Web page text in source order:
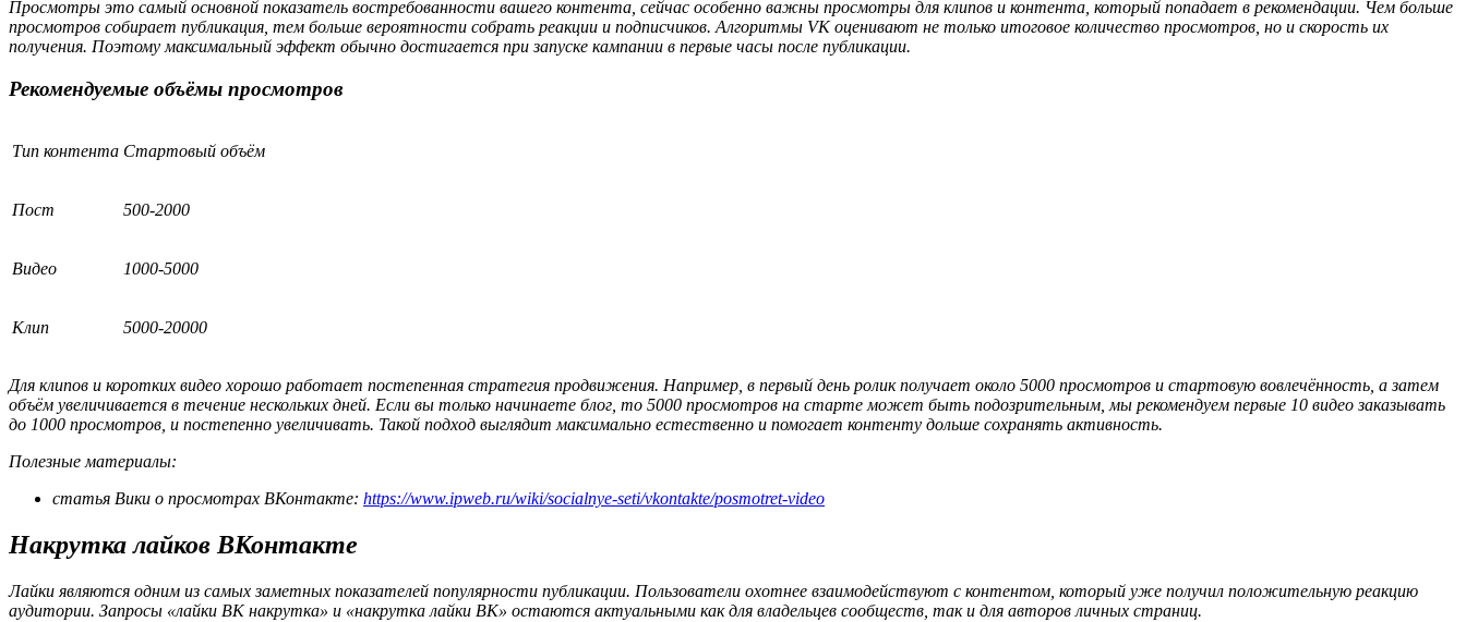
Просмотры это самый основной показатель востребованности вашего контента, сейчас особенно важны просмотры для клипов и контента, который попадает в рекомендации. Чем больше
просмотров собирает публикация, тем больше вероятности собрать реакции и подписчиков. Алгоритмы VK оценивают не только итоговое количество просмотров, но и скорость их
получения. Поэтому максимальный эффект обычно достигается при запуске кампании в первые часы после публикации.
Рекомендуемые объёмы просмотров
Тип контента Стартовый объём
Пост 500-2000
Видео 1000-5000
Клип 5000-20000
Для клипов и коротких видео хорошо работает постепенная стратегия продвижения. Например, в первый день ролик получает около 5000 просмотров и стартовую вовлечённость, а затем
объём увеличивается в течение нескольких дней. Если вы только начинаете блог, то 5000 просмотров на старте может быть подозрительным, мы рекомендуем первые 10 видео заказывать
до 1000 просмотров, и постепенно увеличивать. Такой подход выглядит максимально естественно и помогает контенту дольше сохранять активность.
Полезные материалы:
статья Вики о просмотрах ВКонтакте: https://www.ipweb.ru/wiki/socialnye-seti/vkontakte/posmotret-video
Накрутка лайков ВКонтакте
Лайки являются одним из самых заметных показателей популярности публикации. Пользователи охотнее взаимодействуют с контентом, который уже получил положительную реакцию
аудитории. Запросы «лайки ВК накрутка» и «накрутка лайки ВК» остаются актуальными как для владельцев сообществ, так и для авторов личных страниц.